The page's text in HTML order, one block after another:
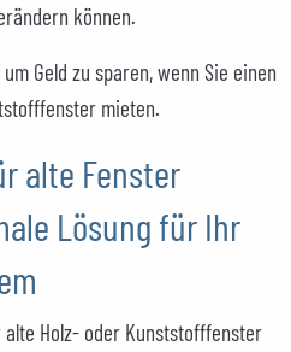
können.
Geld zu sparen, wenn Sie einen
mieten.
alte Fenster
Lösung für Ihr
Holz- oder Kunststofffenster